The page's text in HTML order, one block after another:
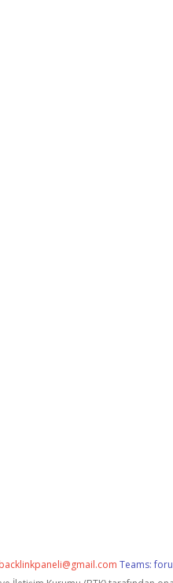
backlinkpaneli@gmail.com Teams: